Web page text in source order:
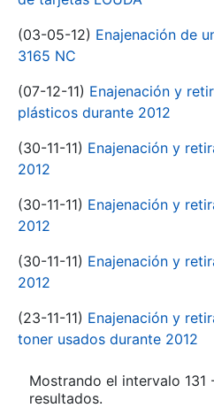
(03-05-12) Enajenación de
3165 NC
(07-12-11) Enajenación y
plásticos durante 2012
(30-11-11) Enajenación y
2012
(30-11-11) Enajenación y
2012
(30-11-11) Enajenación y
2012
(23-11-11) Enajenación y
toner usados durante 2012
Mostrando el intervalo 131
resultados.